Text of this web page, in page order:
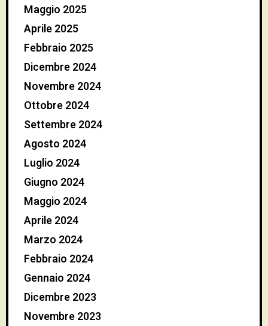
Maggio 2025
Aprile 2025
Febbraio 2025
Dicembre 2024
Novembre 2024
Ottobre 2024
Settembre 2024
Agosto 2024
Luglio 2024
Giugno 2024
Maggio 2024
Aprile 2024
Marzo 2024
Febbraio 2024
Gennaio 2024
Dicembre 2023
Novembre 2023